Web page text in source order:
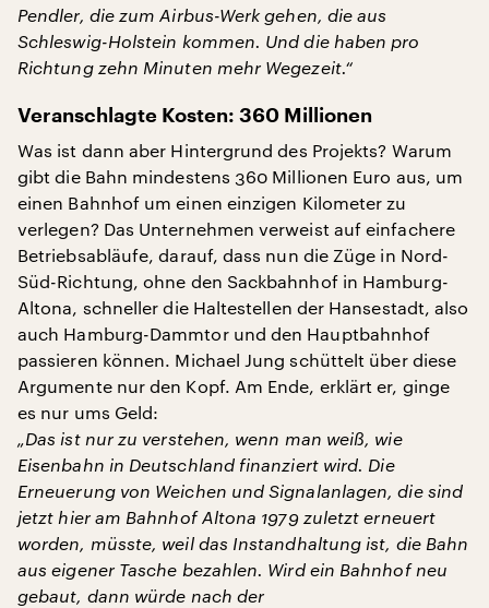
Pendler, die zum Airbus-Werk gehen, die aus
Schleswig-Holstein kommen. Und die haben pro
Richtung zehn Minuten mehr Wegezeit.“
Veranschlagte Kosten: 360 Millionen
Was ist dann aber Hintergrund des Projekts? Warum
gibt die Bahn mindestens 360 Millionen Euro aus, um
einen Bahnhof um einen einzigen Kilometer zu
verlegen? Das Unternehmen verweist auf einfachere
Betriebsabläufe, darauf, dass nun die Züge in Nord-
Süd-Richtung, ohne den Sackbahnhof in Hamburg-
Altona, schneller die Haltestellen der Hansestadt, also
auch Hamburg-Dammtor und den Hauptbahnhof
passieren können. Michael Jung schüttelt über diese
Argumente nur den Kopf. Am Ende, erklärt er, ginge
es nur ums Geld:
„Das ist nur zu verstehen, wenn man weiß, wie
Eisenbahn in Deutschland finanziert wird. Die
Erneuerung von Weichen und Signalanlagen, die sind
jetzt hier am Bahnhof Altona 1979 zuletzt erneuert
worden, müsste, weil das Instandhaltung ist, die Bahn
aus eigener Tasche bezahlen. Wird ein Bahnhof neu
gebaut, dann würde nach der